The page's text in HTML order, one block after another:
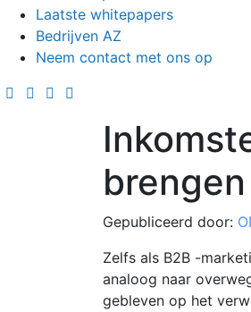
Laatste whitepapers
Bedrijven AZ
Neem contact met ons op
brengen
Gepubliceerd door:
Zelfs als B2B -
analoog naar
gebleven op het